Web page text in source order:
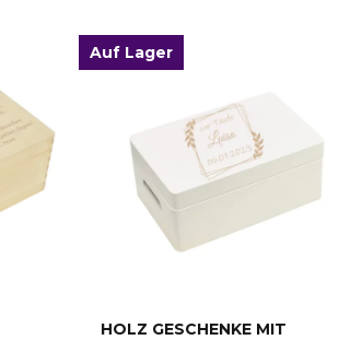
Auf Lager
HOLZ GESCHENKE MIT